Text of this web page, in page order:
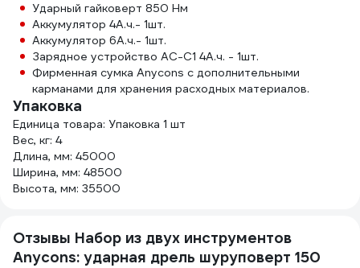
Ударный гайковерт 850 Нм
Аккумулятор 4А.ч.- 1шт.
Аккумулятор 6А.ч.- 1шт.
Зарядное устройство АС-С1 4А.ч. - 1шт.
Фирменная сумка Anycons с дополнительными
карманами для хранения расходных материалов.
Упаковка
Единица товара: Упаковка 1 шт
Вес, кг: 4
Длина, мм: 45000
Ширина, мм: 48500
Высота, мм: 35500
Отзывы Набор из двух инструментов
Anycons: ударная дрель шуруповерт 150